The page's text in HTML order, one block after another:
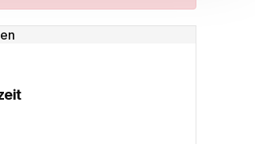
Bücher, Buchbeiträge und
& Pressebeiträge